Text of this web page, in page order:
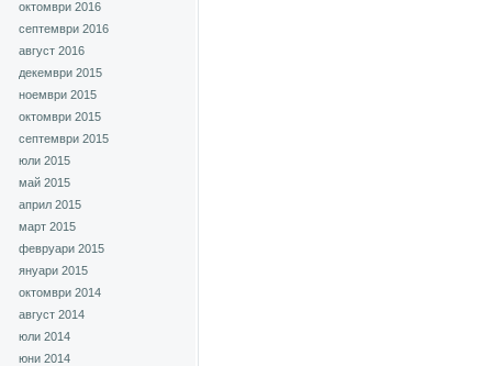
октомври 2016
септември 2016
август 2016
декември 2015
ноември 2015
октомври 2015
септември 2015
юли 2015
май 2015
април 2015
март 2015
февруари 2015
януари 2015
октомври 2014
август 2014
юли 2014
юни 2014